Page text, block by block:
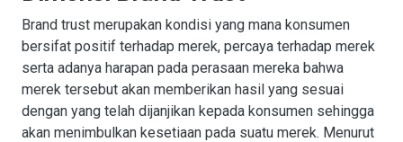
Brand trust merupakan kondisi yang mana konsumen
bersifat positif terhadap merek, percaya terhadap merek
serta adanya harapan pada perasaan mereka bahwa
merek tersebut akan memberikan hasil yang sesuai
dengan yang telah dijanjikan kepada konsumen sehingga
akan menimbulkan kesetiaan pada suatu merek. Menurut